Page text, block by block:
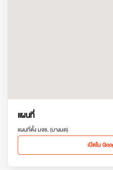
แผนที่
แผนที่ตั้ง มจธ. (บางมด)
เปิดใน